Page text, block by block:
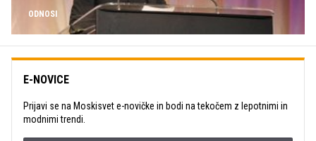
ODNOSI
E-NOVICE
Prijavi se na Moskisvet e-novičke in bodi na tekočem z lepotnimi in
modnimi trendi.